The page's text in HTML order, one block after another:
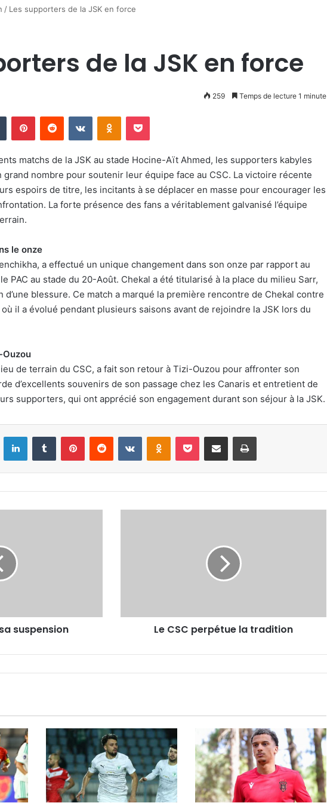
/ Les supporters de la JSK en force
de la JSK en force
259 Temps de lecture 1 minute
Tumblr PinterestReddit VKontakteOdnoklassniki
Pocket
matchs de la JSK au stade Hocine-Aït Ahmed, les supporters kabyles
nombre pour soutenir leur équipe face au CSC. La victoire récente
espoirs de titre, les incitants à se déplacer en masse pour encourager les
La forte présence des fans a véritablement galvanisé l’équipe
le onze
a effectué un unique changement dans son onze par rapport au
PAC au stade du 20-Août. Chekal a été titularisé à la place du milieu Sarr,
d’une blessure. Ce match a marqué la première rencontre de Chekal contre
il a évolué pendant plusieurs saisons avant de rejoindre la JSK lors du
de terrain du CSC, a fait son retour à Tizi-Ouzou pour affronter son
d’excellents souvenirs de son passage chez les Canaris et entretient de
supporters, qui ont apprécié son engagement durant son séjour à la JSK.
LinkedinTumblr PinterestReddit VKontakteOdnoklassniki
Pocket Partager par email Imprimer
suspension Le CSC perpétue la tradition